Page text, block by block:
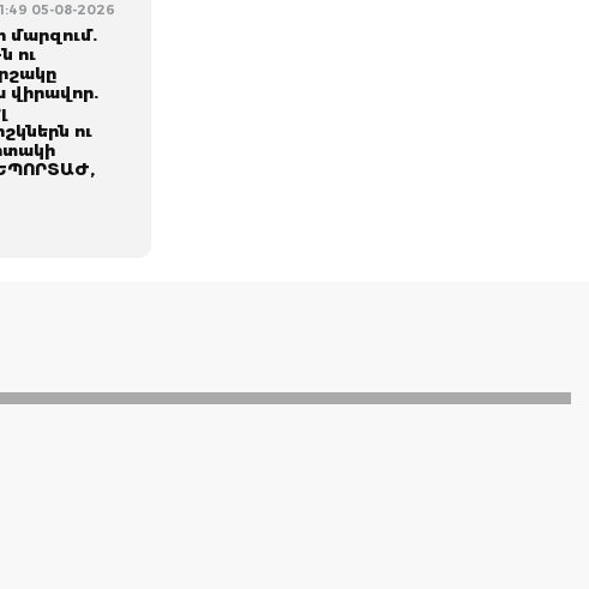
05-08-2026
մարզում.
ու
վիրավոր.
ու